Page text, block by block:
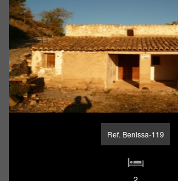
Ref. Benissa-119